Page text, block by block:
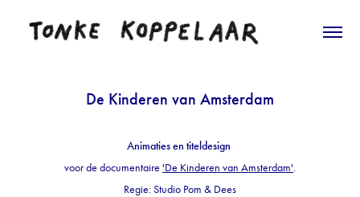
De Kinderen van Amsterdam
Animaties en titeldesign
voor de documentaire 'De Kinderen van Amsterdam'.
Regie: Studio Pom & Dees